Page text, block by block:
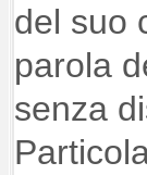
del suo
parola
senza